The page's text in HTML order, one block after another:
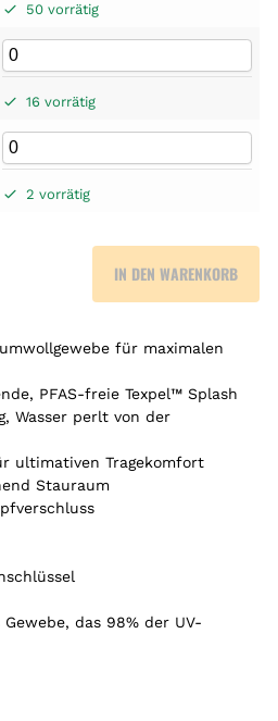
50 vorrätig
16 vorrätig
2 vorrätig
IN DEN WARENKORB
für maximalen
PFAS-freie Texpel™ Splash
Wasser perlt von der
ultimativen Tragekomfort
Stauraum
das 98% der UV-